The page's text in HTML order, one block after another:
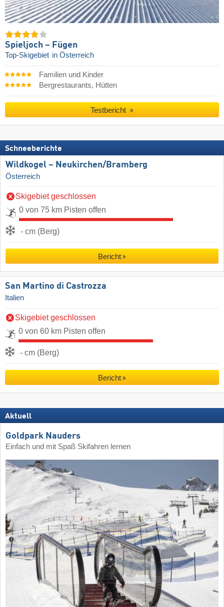
Spieljoch – Fügen
Top-Skigebiet in Österreich
Familien und Kinder
Bergrestaurants, Hütten
Testbericht
Schneeberichte
Wildkogel – Neukirchen/​Bramberg
Österreich
Skigebiet geschlossen
0 von 75 km Pisten offen
- cm (Berg)
Bericht
San Martino di Castrozza
Italien
Skigebiet geschlossen
0 von 60 km Pisten offen
- cm (Berg)
Bericht
Aktuell
Goldpark Nauders
Einfach und mit Spaß Skifahren lernen